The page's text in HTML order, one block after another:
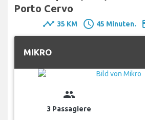
Porto Cervo
timeline 35 KM schedule 45 Minuten.
MIKRO
group
3 Passagiere